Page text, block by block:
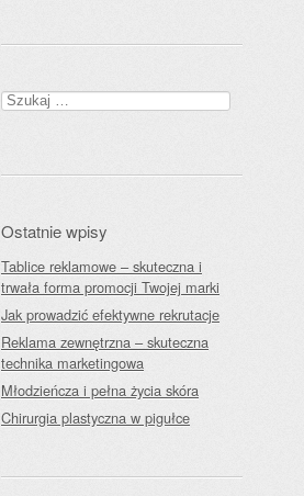
Szukaj:
Ostatnie wpisy
Tablice reklamowe – skuteczna i
trwała forma promocji Twojej marki
Jak prowadzić efektywne rekrutacje
Reklama zewnętrzna – skuteczna
technika marketingowa
Młodzieńcza i pełna życia skóra
Chirurgia plastyczna w pigułce